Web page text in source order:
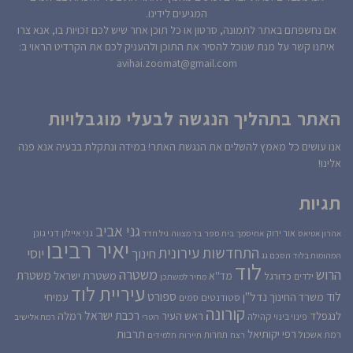
המגיעים לידינו.
אם נחשפתם באתר לתמונה, סרטון או כל תוכן אחר שיש לכם זכויות בו, אנא צרו
איתנו קשר על מנת שנוכל להסיר את התוכן ולהעניק לכם את הקרדיט הראוי ב:
avihai.zoomat@gmail.com
האתר בתהליך הנגשה לבעלי מוגבלויות
אנו עושים כל מאמץ להשלים את הנגשת האתר! במידה ונתקלת בבעיה אנא פנה
אלינו!
תגיות
אהרון אטיאס אור ירוק אחיסמך בית ספר בר מצווה גיל חדד גני אביב גני איילון דני גונן
המהומות בלוד הסכם גג התחדשות עירוניתחינוך יאיר רביבו יוסי
הרוש ילדים כדורגל לוד מד''א מחיר למשתכן משטרה משטרת ישראל משטרת
לוד משרד החינוך נדל''ן סטודנטים סמים ספורט עיריית לוד עמיחי
לנגפלד פינוי בינוי קהילה קורונה ראש העיר רוטרי רכבת ישראל רמלה רמת אלישיב
רמת אשכול רפי יקותיאל רצח תחרות תיירות תלמידים תרבות